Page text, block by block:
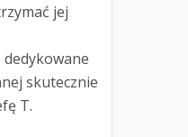
jej
skutecznie
T.